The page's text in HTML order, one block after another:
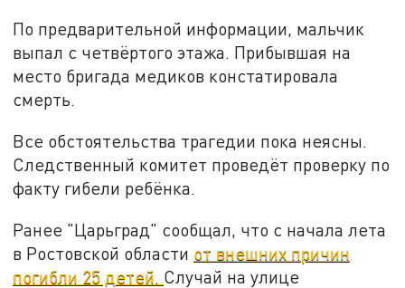
По предварительной информации, мальчик
выпал с четвёртого этажа. Прибывшая на
место бригада медиков констатировала
смерть.
Все обстоятельства трагедии пока неясны.
Следственный комитет проведёт проверку по
факту гибели ребёнка.
Ранее "Царьград" сообщал, что с начала лета
в Ростовской области от внешних причин
погибли 25 детей. Случай на улице